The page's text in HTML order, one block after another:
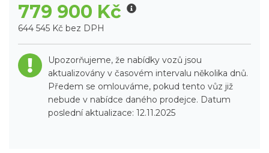
779 900 Kč
644 545 Kč bez DPH
Upozorňujeme, že nabídky vozů jsou
aktualizovány v časovém intervalu několika dnů.
Předem se omlouváme, pokud tento vůz již
nebude v nabídce daného prodejce. Datum
poslední aktualizace: 12.11.2025